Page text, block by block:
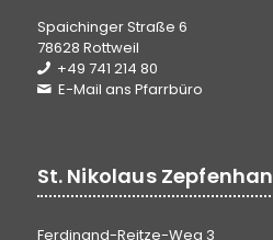
Spaichinger Straße 6
78628 Rottweil
+49 741 214 80
E-Mail ans Pfarrbüro
St. Nikolaus Zepfenhan
Ferdinand-Reitze-Weg 3